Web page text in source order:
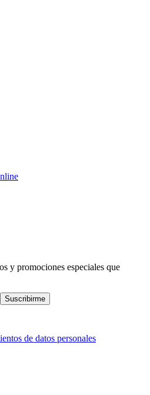
y promociones especiales que
Suscribirme
de datos personales